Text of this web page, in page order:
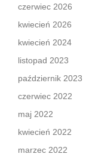
czerwiec 2026
kwiecień 2026
kwiecień 2024
listopad 2023
październik 2023
czerwiec 2022
maj 2022
kwiecień 2022
marzec 2022